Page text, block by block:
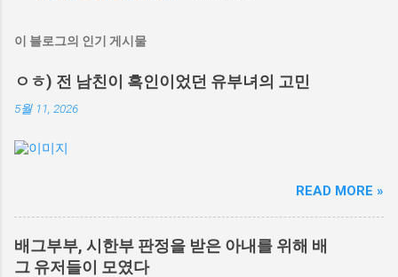
이 블로그의 인기 게시물
ㅇㅎ) 전 남친이 흑인이었던 유부녀의 고민
5월 11, 2026
READ MORE »
배그부부, 시한부 판정을 받은 아내를 위해 배
그 유저들이 모였다